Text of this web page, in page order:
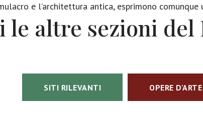
e l’architettura antica, esprimono comunque
le altre sezioni del
SITI RILEVANTI OPERE D'ARTE